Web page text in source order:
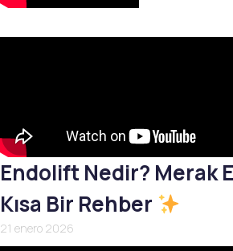
Endolift Nedir? Merak
Kısa Bir Rehber
21 enero 2026